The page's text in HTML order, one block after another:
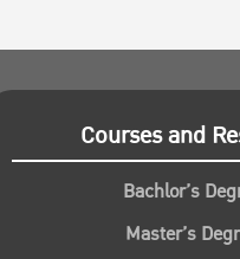
Courses and
Bachlor’s
Master’s